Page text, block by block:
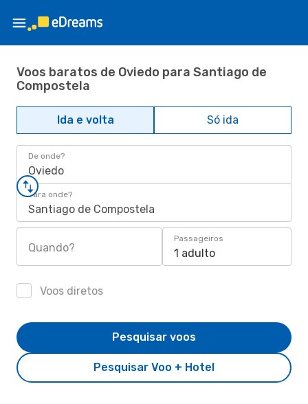
Voos baratos de Oviedo para Santiago de
Compostela
Ida e volta Só ida
De onde?
Oviedo
Para onde?
Santiago de Compostela
Quando?
Passageiros
1 adulto
Voos diretos
Pesquisar Voo + Hotel
Pesquisar voos